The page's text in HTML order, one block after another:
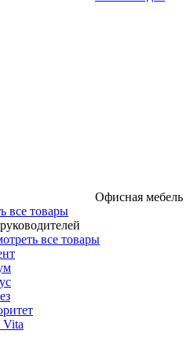
Офисная мебель
все товары
все товары
Vita